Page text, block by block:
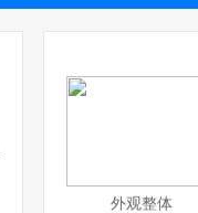
外观整体